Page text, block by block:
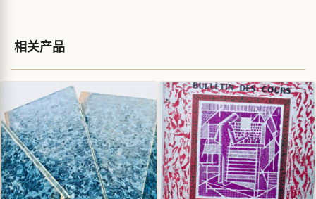
相关产品